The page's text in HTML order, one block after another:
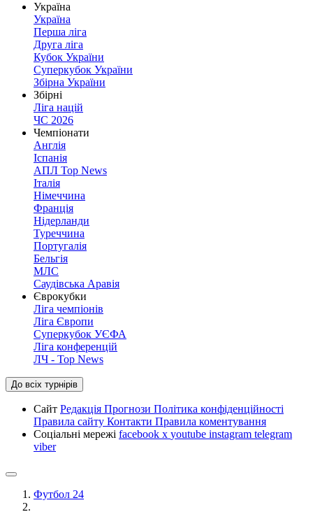
Україна
Україна
Перша ліга
Друга ліга
Кубок України
Суперкубок України
Збірна України
Збірні
Ліга націй
ЧС 2026
Чемпіонати
Англія
Іспанія
АПЛ Top News
Італія
Німеччина
Франція
Нідерланди
Туреччина
Португалія
Бельгія
МЛС
Саудівська Аравія
Єврокубки
Ліга чемпіонів
Ліга Європи
Суперкубок УЄФА
Ліга конференцій
ЛЧ - Top News
До всіх турнірів
Сайт Редакція Прогнози Політика конфіденційності
Правила сайту Контакти Правила коментування
Соціальні мережі facebook x youtube instagram telegram
viber
Футбол 24